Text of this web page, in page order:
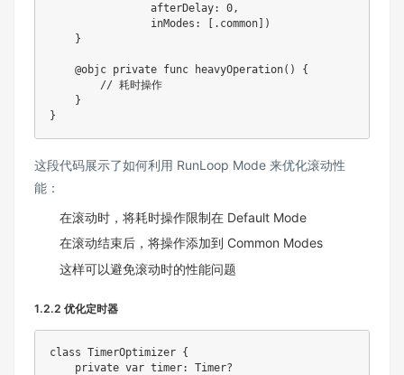
                afterDelay
: 0,
                inModes
: [ . common] )
}
@objc private func heavyOperation( )
{
// 耗时操作
}
}
这段代码展示了如何利用 RunLoop Mode 来优化滚动性
能：
在滚动时，将耗时操作限制在 Default Mode
在滚动结束后，将操作添加到 Common Modes
这样可以避免滚动时的性能问题
1.2.2 优化定时器
class TimerOptimizer {
private var timer: Timer?